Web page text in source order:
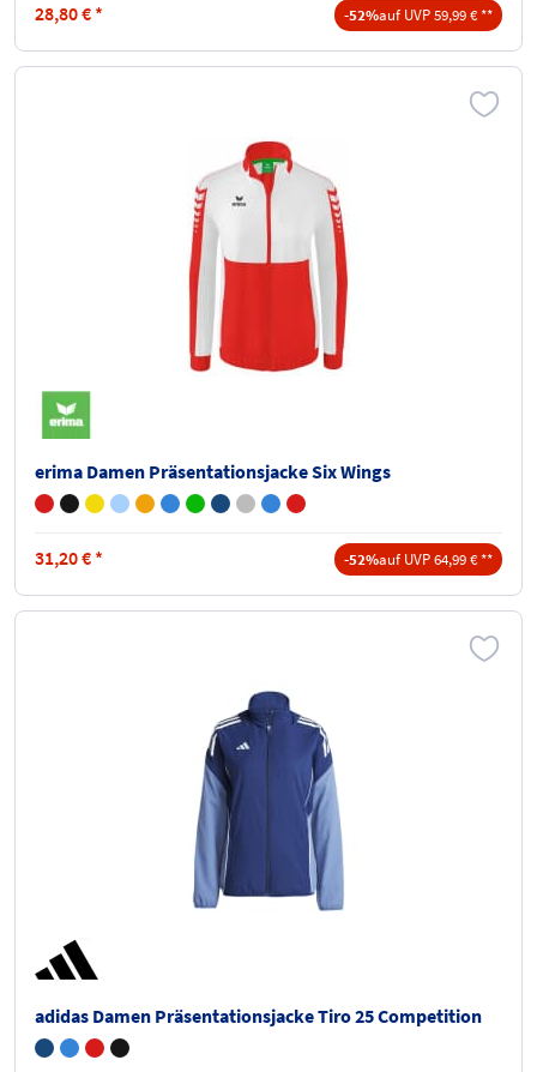
28,80€ * -52%auf UVP 59,99 € **
erima Damen Präsentationsjacke Six Wings
31,20€ * -52%auf UVP 64,99 € **
adidas Damen Präsentationsjacke Tiro 25 Competition